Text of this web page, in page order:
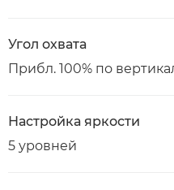
Угол охвата
Прибл. 100% по
Настройка яркости
5 уровней